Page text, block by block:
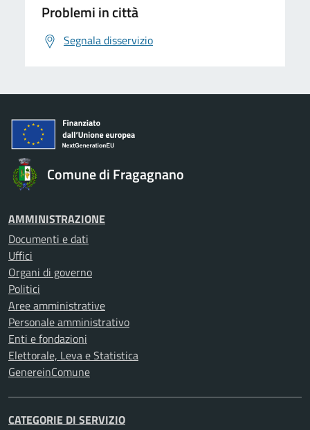
Problemi in città
Segnala disservizio
Comune di Fragagnano
AMMINISTRAZIONE
Documenti e dati
Uffici
Organi di governo
Politici
Aree amministrative
Personale amministrativo
Enti e fondazioni
Elettorale, Leva e Statistica
GenereinComune
CATEGORIE DI SERVIZIO